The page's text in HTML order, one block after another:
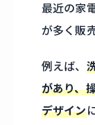
最近の家
が多く販
例えば、
があり、
デザイン